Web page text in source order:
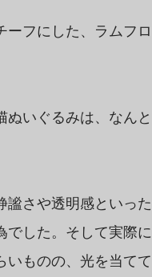
ーフにした、ラムフロ
いぐるみは、なんと
謐さや透明感といった
でした。そして実際に
いものの、光を当てて